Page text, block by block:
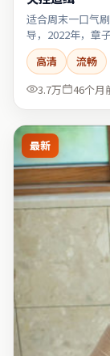
适合周末一口气
导，2022年，章
高清
流畅
3.7万
46个月
最新